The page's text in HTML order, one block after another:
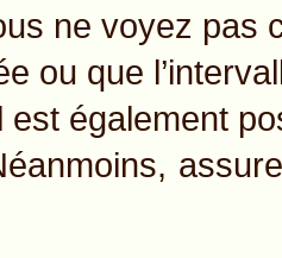
ne voyez pas
ou que
est également